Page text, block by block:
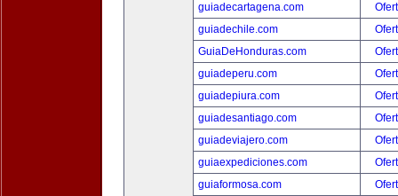
guiadecartagena.com
guiadechile.com
GuiaDeHonduras.com
guiadeperu.com
guiadepiura.com
guiadesantiago.com
guiadeviajero.com
guiaexpediciones.com
guiaformosa.com